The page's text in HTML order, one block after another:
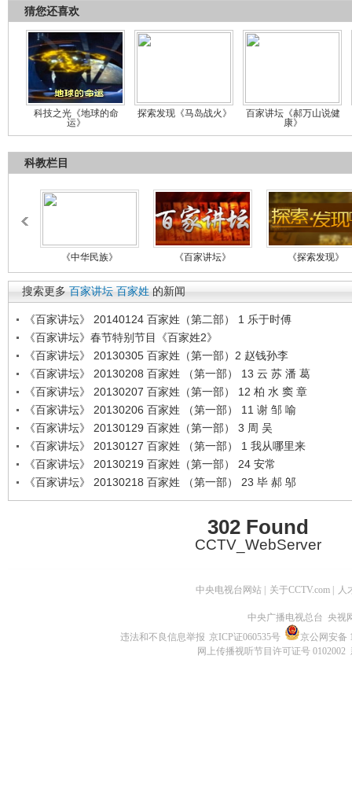
猜您还喜欢
科技之光《地球的命
运》
探索发现《马岛战火》
百家讲坛《郝万山说健
康》
科教栏目
《中华民族》 《百家讲坛》 《探索发现》
搜索更多 百家讲坛 百家姓 的新闻
《百家讲坛》 20140124 百家姓（第二部） 1 乐于时傅
《百家讲坛》春节特别节目《百家姓2》
《百家讲坛》 20130305 百家姓（第一部）2 赵钱孙李
《百家讲坛》 20130208 百家姓 （第一部） 13 云 苏 潘 葛
《百家讲坛》 20130207 百家姓（第一部） 12 柏 水 窦 章
《百家讲坛》 20130206 百家姓 （第一部） 11 谢 邹 喻
《百家讲坛》 20130129 百家姓（第一部） 3 周 吴
《百家讲坛》 20130127 百家姓 （第一部） 1 我从哪里来
《百家讲坛》 20130219 百家姓（第一部） 24 安常
《百家讲坛》 20130218 百家姓 （第一部） 23 毕 郝 邬
302 Found
CCTV_WebServer
中央电视台网站 关于CCTV.com 人
中央广播电视总台 央视
违法和不良信息举报 京ICP证060535号
京公网安备
网上传播视听节目许可证号 0102002